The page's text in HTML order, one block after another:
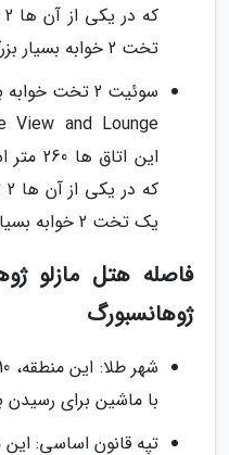
تخت 2 خوابه بسیار بزرگ واقع شده است.
یک تخت 2 خوابه بسیار بزرگ قرار گرفته است.
فاصله هتل مازلو
ژوهانسبورگ
با ماشین برای